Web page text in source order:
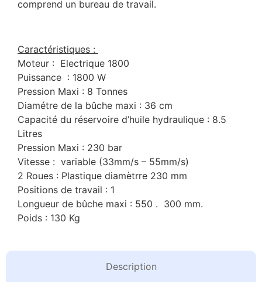
Description
comprend un bureau de travail.
Caractéristiques :
Moteur : Electrique 1800
Puissance : 1800 W
Pression Maxi : 8 Tonnes
Diamétre de la bûche maxi : 36 cm
Capacité du réservoire d’huile hydraulique : 8.5
Litres
Pression Maxi : 230 bar
Vitesse : variable (33mm/s – 55mm/s)
2 Roues : Plastique diamètrre 230 mm
Positions de travail : 1
Longueur de bûche maxi : 550 . 300 mm.
Poids : 130 Kg